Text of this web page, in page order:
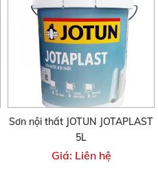
Sơn nội thất JOTUN JOTAPLAST
5L
Giá: Liên hệ